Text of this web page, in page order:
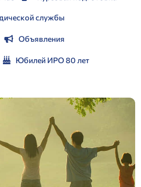
службы
Объявления
Юбилей ИРО 80 лет